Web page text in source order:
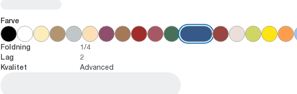
Farve
Foldning 1/4
Lag 2
Kvalitet Advanced